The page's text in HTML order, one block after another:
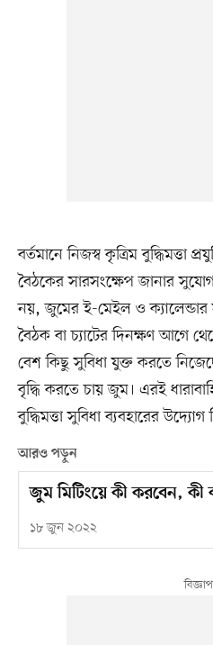
বর্তমানে নিজস্ব কৃত্রিম বুদ্ধিমত্তা
বৈঠকের সারসংক্ষেপ জানার
নয়, জুমের ই-মেইল ও ক্যালেন্ডার
বৈঠক বা চ্যাটের দিনক্ষণ আগে
বেশ কিছু সুবিধা যুক্ত করতে
বৃদ্ধি করতে চায় জুম। এরই
বুদ্ধিমত্তা সুবিধা ব্যবহারের
আরও পড়ুন
জুম মিটিংয়ে কী করবেন, কী
১৮ জুন ২০২২